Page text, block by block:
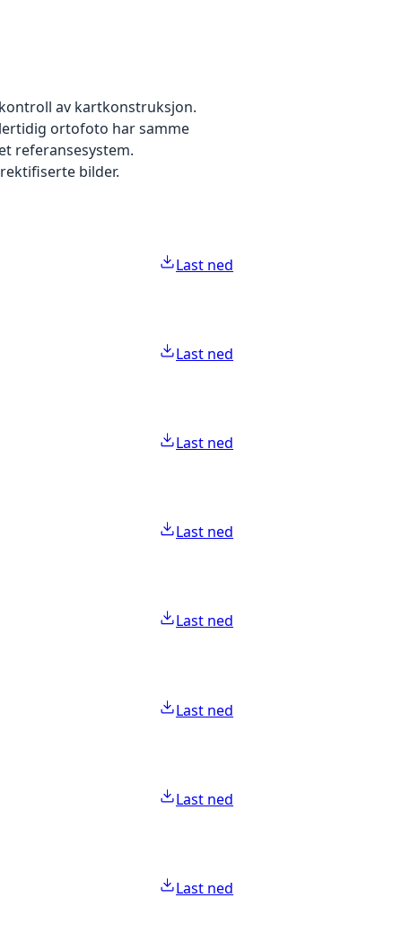
av kartkonstruksjon.
ortofoto har samme
referansesystem.
bilder.
Last ned
Last ned
Last ned
Last ned
Last ned
Last ned
Last ned
Last ned